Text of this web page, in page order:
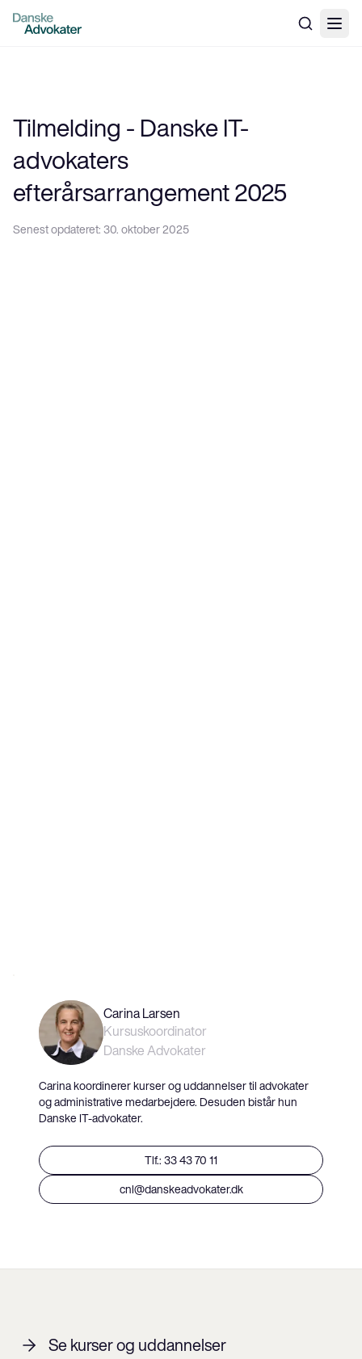
Tilmelding - Danske IT-
advokaters
efterårsarrangement 2025
Senest opdateret: 30. oktober 2025
Carina Larsen
Kursuskoordinator
Danske Advokater
Carina koordinerer kurser og uddannelser til advokater
og administrative medarbejdere. Desuden bistår hun
Danske IT-advokater.
Tlf.: 33 43 70 11
cnl@danskeadvokater.dk
Se kurser og uddannelser